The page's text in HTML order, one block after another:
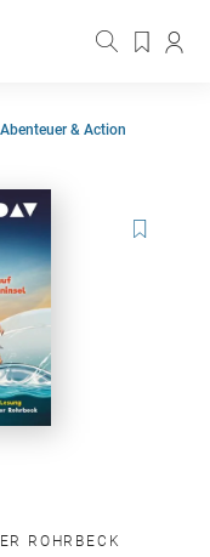
& Action
ROHRBECK